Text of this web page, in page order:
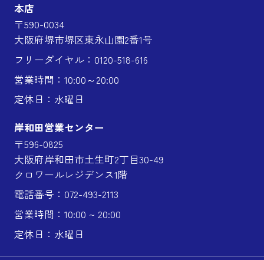
本店
〒590-0034
大阪府堺市堺区東永山園2番1号
フリーダイヤル：0120-518-616
営業時間：10:00～20:00
定休日：水曜日
岸和田営業センター
〒596-0825
大阪府岸和田市土生町2丁目30-49
クロワールレジデンス1階
電話番号：072-493-2113
営業時間：10:00 ~ 20:00
定休日：水曜日